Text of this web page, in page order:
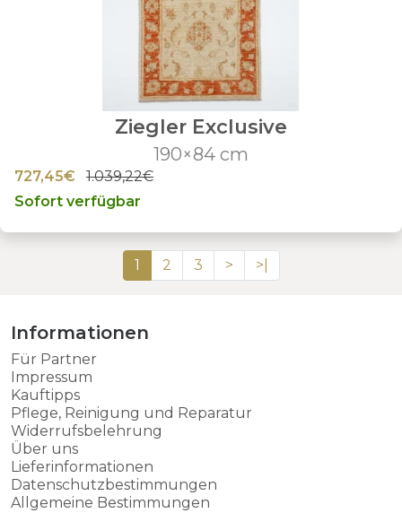
Ziegler Exclusive
190×84 cm
727,45€
1.039,22€
Sofort verfügbar
1 2 3 > >|
Informationen
Für Partner
Impressum
Kauftipps
Pflege, Reinigung und Reparatur
Widerrufsbelehrung
Über uns
Lieferinformationen
Datenschutzbestimmungen
Allgemeine Bestimmungen